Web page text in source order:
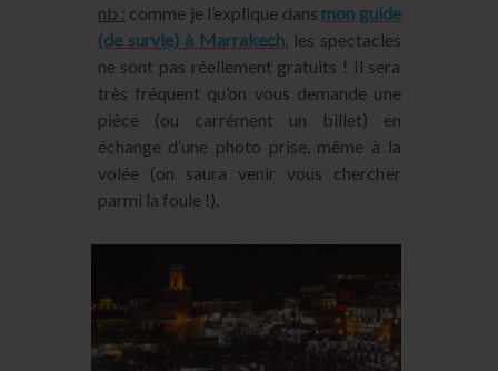
nb : comme je l’explique dans mon guide
(de survie) à Marrakech, les spectacles
ne sont pas réellement gratuits ! Il sera
très fréquent qu’on vous demande une
pièce (ou carrément un billet) en
échange d’une photo prise, même à la
volée (on saura venir vous chercher
parmi la foule !).